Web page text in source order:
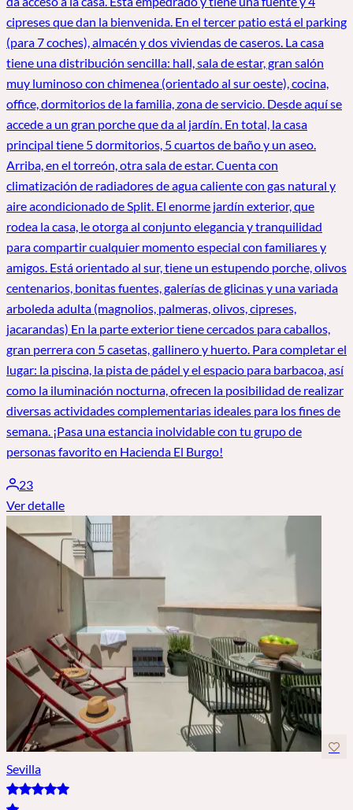
cipreses que dan la bienvenida. En el tercer patio está el parking
(para 7 coches), almacén y dos viviendas de caseros. La casa
tiene una distribución sencilla: hall, sala de estar, gran salón
muy luminoso con chimenea (orientado al sur oeste), cocina,
office, dormitorios de la familia, zona de servicio. Desde aquí se
accede a un gran porche que da al jardín. En total, la casa
principal tiene 5 dormitorios, 5 cuartos de baño y un aseo.
Arriba, en el torreón, otra sala de estar. Cuenta con
climatización de radiadores de agua caliente con gas natural y
aire acondicionado de Split. El enorme jardín exterior, que
rodea la casa, le otorga al conjunto elegancia y tranquilidad
para compartir cualquier momento especial con familiares y
amigos. Está orientado al sur, tiene un estupendo porche, olivos
centenarios, bonitas fuentes, galerías de glicinas y una variada
arboleda adulta (magnolios, palmeras, olivos, cipreses,
jacarandas) En la parte exterior tiene cercados para caballos,
gran perrera con 5 casetas, gallinero y huerto. Para completar el
lugar: la piscina, la pista de pádel y el espacio para barbacoa, así
como la iluminación nocturna, ofrecen la posibilidad de realizar
diversas actividades complementarias ideales para los fines de
semana. ¡Pasa una estancia inolvidable con tu grupo de
personas favorito en Hacienda El Burgo!
23
Ver detalle
Sevilla